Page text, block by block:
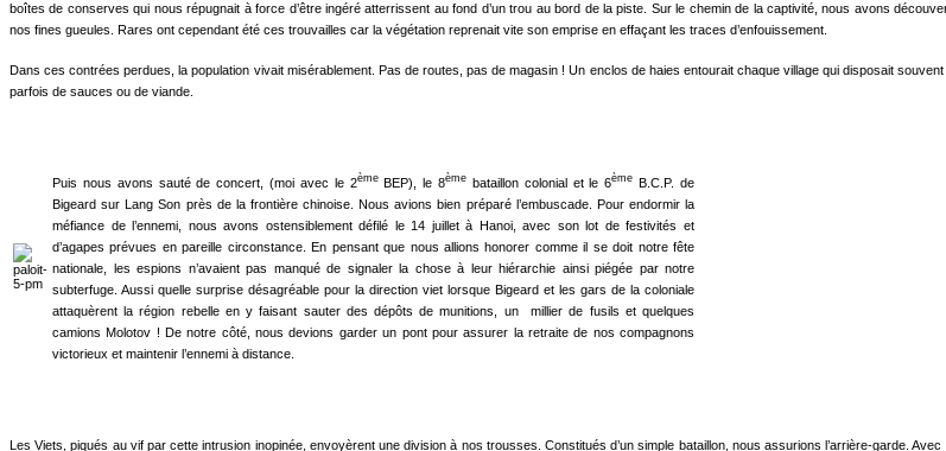
boîtes de conserves qui nous répugnait à force d’être ingéré atterrissent au fond d’un trou au bord de la piste. Sur le chemin de la captivité, nous avons
nos fines gueules. Rares ont cependant été ces trouvailles car la végétation reprenait vite son emprise en effaçant les traces d’enfouissement.
Dans ces contrées perdues, la population vivait misérablement. Pas de routes, pas de magasin ! Un enclos de haies entou­rait chaque village qui disposait
parfois de sauces ou de viande.
Puis nous avons sauté de concert, (moi avec le 2èmeBEP), le 8ème bataillon colonial et le 6ème
B.C.P. de
Bigeard sur Lang Son près de la frontière chi­noise. Nous avions bien préparé l’embuscade. Pour endormir la
mé­fiance de l’ennemi, nous avons ostensiblement défilé le 14 juillet à Hanoi, avec son lot de festivités et
d’agapes prévues en pareille circonstance. En pensant que nous allions honorer comme il se doit notre fête
nationale, les espions n’avaient pas manqué de signaler la chose à leur hiérarchie ainsi piégée par notre
subterfuge. Aussi quelle surprise désagréable pour la direction viet lorsque Bigeard et les gars de la coloniale
attaquèrent la région rebelle en y faisant sauter des dépôts de muni­tions, un millier de fusils et quelques
camions Molotov ! De notre côté, nous devions gar­der un pont pour assurer la retraite de nos compagnons
victorieux et maintenir l’ennemi à distance.
Les Viets, piqués au vif par cette intrusion inopinée, envoyèrent une division à nos trous­ses. Constitués d’un simple bataillon, nous assurions l’arrière-garde.